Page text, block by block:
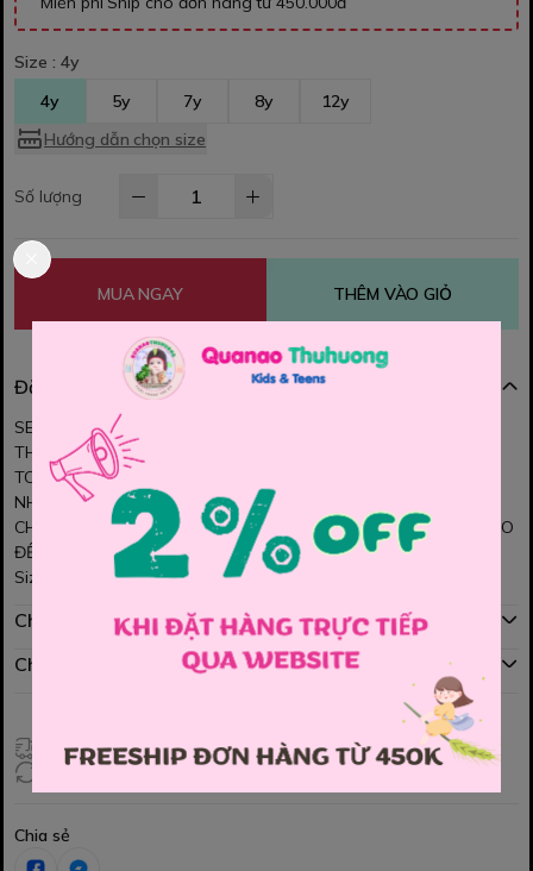
Size : 4y
4y
5y 7y 8y
12y
Hướng dẫn chọn size
Số lượng
MUA NGAY THÊM VÀO GIỎ
Đặc điểm nổi bật
SET YẾM XANH + ÁO KEM SESBEHIND 💙🤍
THIẾT KẾ NĂNG ĐỘNG, DỄ THƯƠNG CHO BÉ ✨
TONE XANH TƯƠI MÁT KẾT HỢP ÁO KEM IN SESBEHIND NHẸ
NHÀNG 👕
CHẤT VẢI MỀM MỊN, THOÁNG MÁT, BÉ MẶC ĐI CHƠI HAY ĐI DẠO
ĐỀU XIN 🌿
Size : 110 , 120 , 130 , 140, 150
Chính sách mua hàng
Chính sách đổi hàng
Giao hàng toàn quốc
Đổi hàng 3 ngày (HCM), 7 ngày (Tỉnh)
Chia sẻ